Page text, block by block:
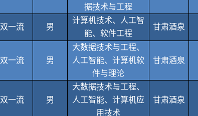
据技术与工程
双一流 男
计算机技术、人工智
能、软件工程
甘肃酒泉
双一流 男
大数据技术与工程、
人工智能、计算机软
件与理论
甘肃酒泉
双一流 男
大数据技术与工程、
人工智能、计算机应
用技术
甘肃酒泉